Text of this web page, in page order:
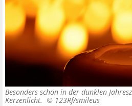
Besonders schön in der dunklen
Kerzenlicht. © 123Rf/smileus